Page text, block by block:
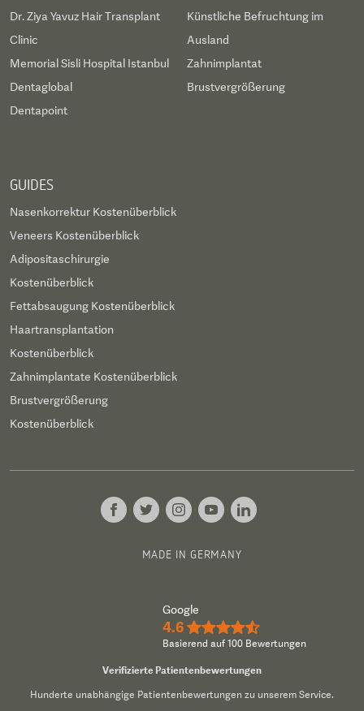
Dr. Ziya Yavuz Hair Transplant
Clinic
Memorial Sisli Hospital Istanbul
Dentaglobal
Dentapoint
Künstliche Befruchtung im
Ausland
Zahnimplantat
Brustvergrößerung
GUIDES
Nasenkorrektur Kostenüberblick
Veneers Kostenüberblick
Adipositaschirurgie
Kostenüberblick
Fettabsaugung Kostenüberblick
Haartransplantation
Kostenüberblick
Zahnimplantate Kostenüberblick
Brustvergrößerung
Kostenüberblick
MADE IN GERMANY
Google
4.6 ★★★★½
Basierend auf 100 Bewertungen
Verifizierte Patientenbewertungen
Hunderte unabhängige Patientenbewertungen zu unserem Service.